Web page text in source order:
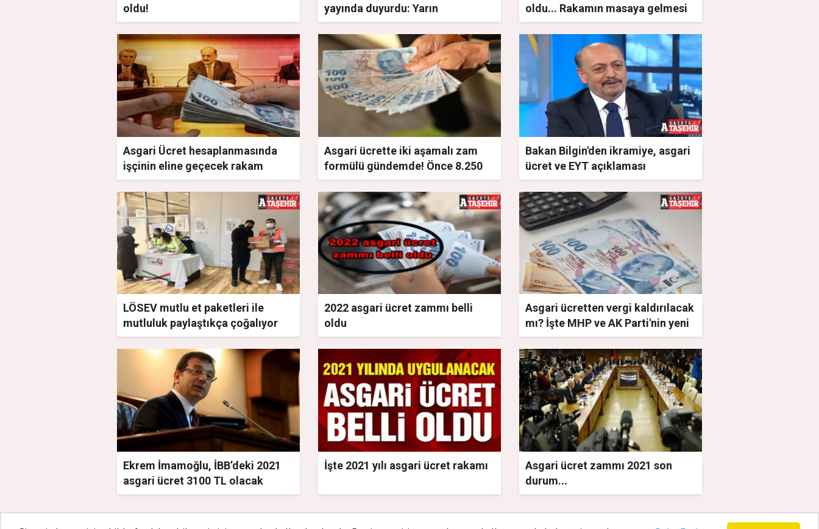
oldu!
yayında duyurdu: Yarın
açıklayacağız!
oldu... Rakamın masaya gelmesi
bekleniyor
Asgari Ücret hesaplanmasında
işçinin eline geçecek rakam
Asgari ücrette iki aşamalı zam
formülü gündemde! Önce 8.250
sonra 10 bin TL…
Bakan Bilgin'den ikramiye, asgari
ücret ve EYT açıklaması
LÖSEV mutlu et paketleri ile
mutluluk paylaştıkça çoğalıyor
2022 asgari ücret zammı belli
oldu
Asgari ücretten vergi kaldırılacak
mı? İşte MHP ve AK Parti'nin yeni
çalışması
Ekrem İmamoğlu, İBB’deki 2021
asgari ücret 3100 TL olacak
İşte 2021 yılı asgari ücret rakamı
Asgari ücret zammı 2021 son
durum...